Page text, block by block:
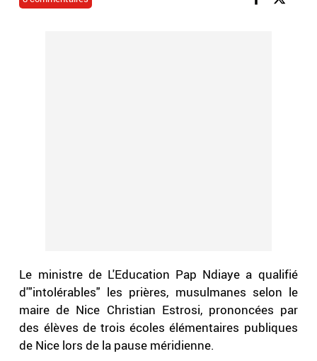
Le ministre de L'Education Pap Ndiaye a qualifié
d'"intolérables" les prières, musulmanes selon le
maire de Nice Christian Estrosi, prononcées par
des élèves de trois écoles élémentaires publiques
de Nice lors de la pause méridienne.